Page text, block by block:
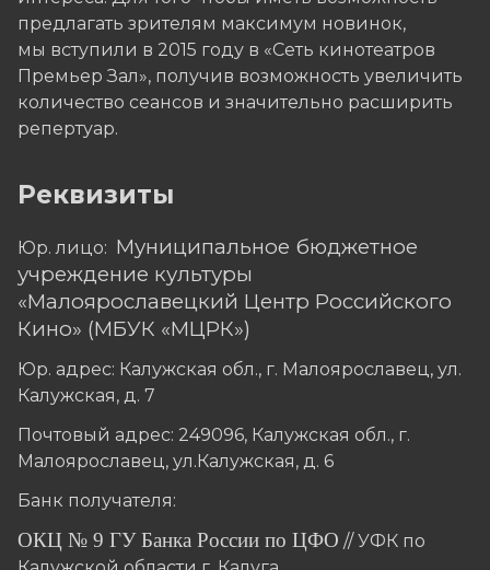
предлагать зрителям максимум новинок,
мы вступили в 2015 году в «Сеть кинотеатров
Премьер Зал», получив возможность увеличить
количество сеансов и значительно расширить
репертуар.
Реквизиты
Юр. лицо: Муниципальное бюджетное
учреждение культуры
«Малоярославецкий Центр Российского
Кино» (МБУК «МЦРК»)
Юр. адрес: Калужская обл., г. Малоярославец, ул.
Калужская, д. 7
Почтовый адрес: 249096, Калужская обл., г.
Малоярославец, ул.Калужская, д. 6
Банк получателя:
ОКЦ № 9 ГУ Банка России по ЦФО // УФК по